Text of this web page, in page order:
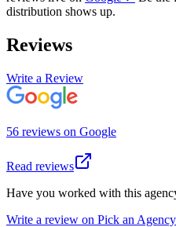
distribution shows up.
Reviews
Write a Review
56 reviews on Google
Read reviews
Have you worked with this
Write a review on Pick an Agency